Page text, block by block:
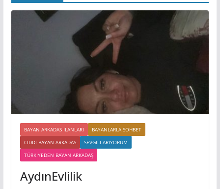
BAYAN ARKADAS ILANLARI
BAYANLARLA SOHBET
CIDDI BAYAN ARKADAS
SEVGILI ARIYORUM
TÜRKIYEDEN BAYAN ARKADAŞ
AydınEvlilik